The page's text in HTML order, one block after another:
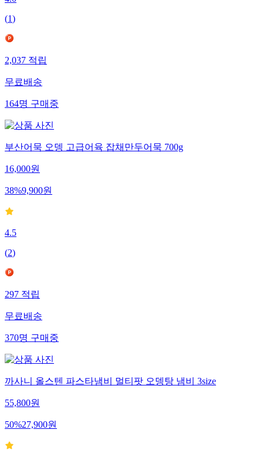
(1)
2,037 적립
무료배송
164명 구매중
부산어묵 오뎅 고급어육 잡채만두어묵 700g
16,000원
38%9,900원
4.5
(2)
297 적립
무료배송
370명 구매중
까사니 올스텐 파스타냄비 멀티팟 오뎅탕 냄비 3size
55,800원
50%27,900원